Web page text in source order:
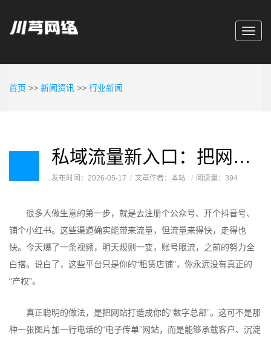
首页 >> 新闻资讯 >> 行业新闻
私域流量新入口：把网站建成“数字总部”，而不是电子传单
发布时间：2026-05-17 文章作者：本站 阅读量：394
很多人做生意的第一步，就是去注册个公众号、开个抖音号、
铺个小红书。这些渠道确实能带来流量，但流量来得快，走得也
快。今天爆了一条视频，明天规则一变，账号限流，之前的努力全
白搭。说白了，这些平台只是你的“租赁店铺”，你永远没有真正的
“产权”。
真正聪明的做法，是把网站打造成你的“数字总部”。这可不是那
种一张图片加一行电话的“电子传单”网站，而是能够承载客户、沉淀